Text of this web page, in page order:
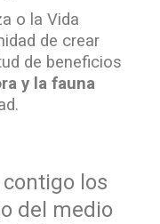
o la Vida
de crear
de beneficios
y la fauna
los
del medio